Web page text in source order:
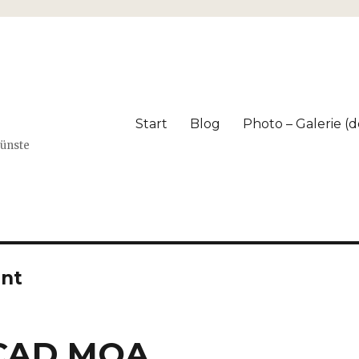
Start Blog Photo – Galerie